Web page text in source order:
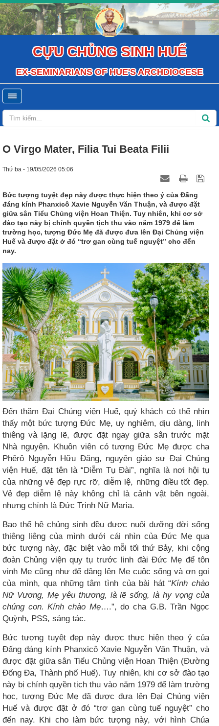
CỰU CHỦNG SINH HUẾ
EX-SEMINARIANS OF HUE'S ARCHDIOCESE
O Virgo Mater, Filia Tui Beata Filii
Thứ ba - 19/05/2026 05:06
Bức tượng tuyệt đẹp này được thực hiện theo ý của Đấng
đáng kính Phanxicô Xavie Nguyễn Văn Thuận, và được đặt
giữa sân Tiểu Chủng viện Hoan Thiện. Tuy nhiên, khi cơ sở
đào tạo này bị chính quyền tịch thu vào năm 1979 để làm
trường học, tượng Đức Mẹ đã được đưa lên Đại Chủng viện
Huế và được đặt ở đó “trơ gan cùng tuế nguyệt” cho đến
nay.
Đến thăm Đại Chủng viện Huế, quý khách có thể nhìn
thấy một bức tượng Đức Mẹ, uy nghiêm, dịu dàng, linh
thiêng và lặng lẽ, được đặt ngay giữa sân trước mặt
Nhà nguyện. Khuôn viên có tượng Đức Mẹ được cha
Phêrô Nguyễn Hữu Đăng, nguyên giáo sư Đại Chủng
viện Huế, đặt tên là “Diễm Tụ Đài”, nghĩa là nơi hội tụ
của những vẻ đẹp rực rỡ, diễm lệ, những điều tốt đẹp.
Vẻ đẹp diễm lệ này không chỉ là cảnh vật bên ngoài,
nhưng chính là Đức Trinh Nữ Maria.
Bao thế hệ chủng sinh đều được nuôi dưỡng đời sống
thiêng liêng của mình dưới cái nhìn của Đức Mẹ qua
bức tượng này, đặc biệt vào mỗi tối thứ Bảy, khi cộng
đoàn Chủng viện quy tụ trước linh đài Đức Mẹ để tôn
vinh Mẹ cũng như để dâng lên Mẹ cuộc sống và ơn gọi
của mình, qua những tâm tình của bài hát “Kính chào
Nữ Vương, Mẹ yêu thương, là lẽ sống, là hy vọng của
chúng con. Kính chào Mẹ….”, do cha G.B. Trần Ngọc
Quỳnh, PSS, sáng tác.
Bức tượng tuyệt đẹp này được thực hiện theo ý của
Đấng đáng kính Phanxicô Xavie Nguyễn Văn Thuận, và
được đặt giữa sân Tiểu Chủng viện Hoan Thiện (Đường
Đống Đa, Thành phố Huế). Tuy nhiên, khi cơ sở đào tạo
này bị chính quyền tịch thu vào năm 1979 để làm trường
học, tượng Đức Mẹ đã được đưa lên Đại Chủng viện
Huế và được đặt ở đó “trơ gan cùng tuế nguyệt” cho
đến nay. Khi cho làm bức tượng này, với hình Chúa